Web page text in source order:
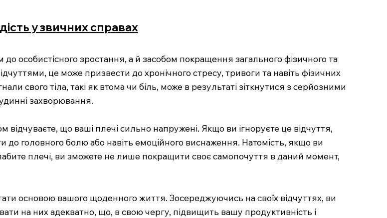
у звичних справах
особистісного зростання, а й засобом покращення загального фізичного та
це може призвести до хронічного стресу, тривоги та навіть фізичних
свого тіла, такі як втома чи біль, може в результаті зіткнутися з серйозними
захворювання.
відчуваєте, що ваші плечі сильно напружені. Якщо ви ігноруєте це відчуття,
головного болю або навіть емоційного виснаження. Натомість, якщо ви
плечі, ви зможете не лише покращити своє самопочуття в даний момент,
основою вашого щоденного життя. Зосереджуючись на своїх відчуттях, ви
на них адекватно, що, в свою чергу, підвищить вашу продуктивність і